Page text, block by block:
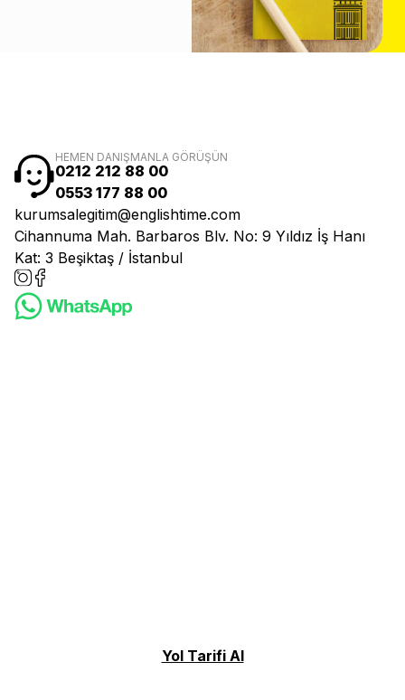
HEMEN DANIŞMANLA GÖRÜŞÜN
0212 212 88 00
0553 177 88 00
kurumsalegitim@englishtime.com
Cihannuma Mah. Barbaros Blv. No: 9 Yıldız İş Hanı
Kat: 3 Beşiktaş / İstanbul
Yol Tarifi Al